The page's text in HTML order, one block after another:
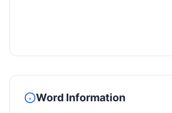
Word Information